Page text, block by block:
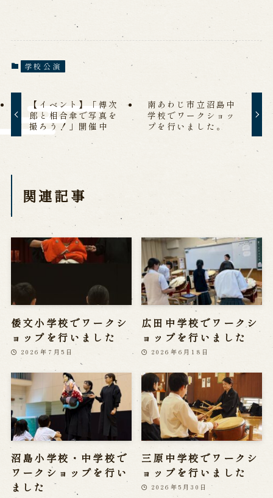
関連施設
通販サイトうずのくに
うずの丘大鳴門橋記念館
学校公演
【イベント】「傅次
郎と相合傘で写真を
撮ろう！」開催中
南あわじ市立沼島中
学校でワークショッ
プを行いました。
関連記事
倭文小学校でワークシ
ョップを行いました
2026年7月5日
広田中学校でワークシ
ョップを行いました
2026年6月18日
沼島小学校・中学校で
ワークショップを行い
ました
三原中学校でワークシ
ョップを行いました
2026年5月30日